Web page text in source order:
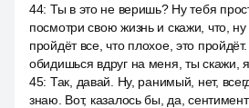
44: Ты в это не веришь? Ну тебя
посмотри свою жизнь и скажи, что, ну
пройдёт все, что плохое, это
обидишься вдруг на меня, ты скажи,
45: Так, давай. Ну, ранимый, нет,
знаю. Вот, казалось бы, да,